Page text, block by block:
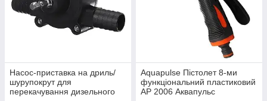
Насос-приставка на дриль/
шурупокрут для
перекачування дизельного
Aquapulse Пістолет 8-ми
функціональний пластиковий
АР 2006 Аквапульс